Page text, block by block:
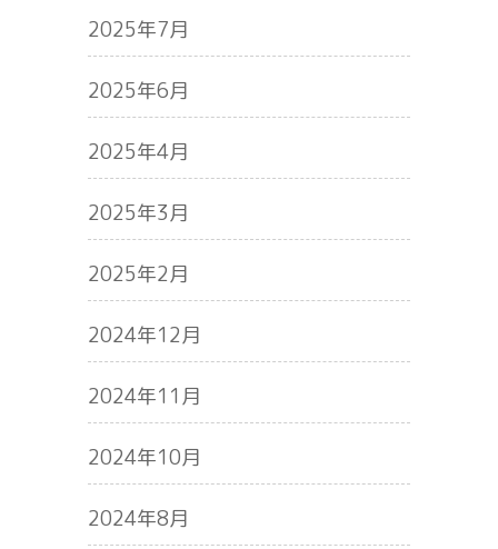
2025年7月
2025年6月
2025年4月
2025年3月
2025年2月
2024年12月
2024年11月
2024年10月
2024年8月